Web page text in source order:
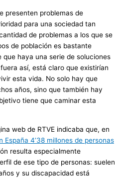
presenten problemas de
para una sociedad tan
de problemas a los que se
de población es bastante
haya una serie de soluciones
así, está claro que existirían
esta vida. No solo hay que
años, sino que también hay
tiene que caminar esta
web de RTVE indicaba que, en
España 4’38 millones de personas
resulta especialmente
de ese tipo de personas: suelen
y su discapacidad está